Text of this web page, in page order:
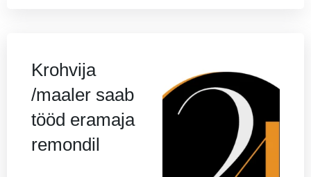
Krohvija
/maaler saab
tööd eramaja
remondil